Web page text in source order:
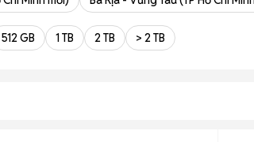
512 GB 1 TB 2 TB > 2 TB